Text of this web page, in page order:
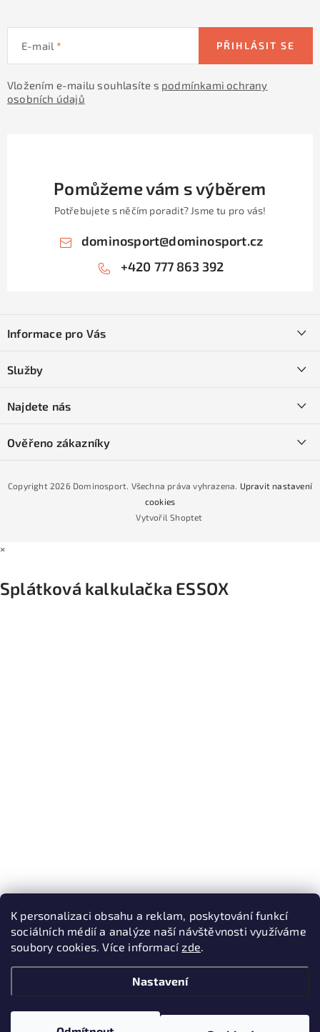
K personalizaci obsahu a reklam, poskytování funkcí
sociálních médií a analýze naší návštěvnosti využíváme
soubory cookies. Více informacízde.
Nastavení
E-mail
Vložením e-mailu souhlasíte s podmínkami ochrany
osobních údajů
PŘIHLÁSIT SE
Pomůžeme vám s výběrem
Potřebujete s něčím poradit? Jsme tu pro vás!
dominosport@dominosport.cz
+420 777 863 392
pInformace pro Vás
Obchodní podmínky
Podmínky GDPR
Podmínky nákupu na splátky ESSOX
Služby
Naše prodejna
Najdete nás
Ověřeno zákazníky
Vytvořil Shoptet
Copyright 2026 Dominosport. Všechna práva vyhrazena. Upravit nastavení
cookies
×
Splátková kalkulačka ESSOX